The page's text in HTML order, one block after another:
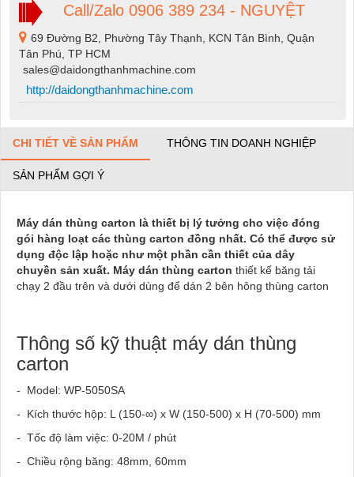
Call/Zalo 0906 389 234 - NGUYỆT
69 Đường B2, Phường Tây Thạnh, KCN Tân Bình, Quận
Tân Phú, TP HCM
sales@daidongthanhmachine.com
http://daidongthanhmachine.com
CHI TIẾT VỀ SẢN PHẨM THÔNG TIN DOANH NGHIỆP
SẢN PHẨM GỢI Ý
Máy dán thùng carton là thiết bị lý tưởng cho việc đóng
gói hàng loạt các thùng carton đồng nhất. Có thể được sử
dụng độc lập hoặc như một phần cần thiết của dây
chuyền sản xuất. Máy dán thùng carton thiết kế băng tải
chạy 2 đầu trên và dưới dùng để dán 2 bên hông thùng carton
Thông số kỹ thuật máy dán thùng
carton
- Model: WP-5050SA
- Kích thước hộp: L (150-∞) x W (150-500) x H (70-500) mm
- Tốc độ làm việc: 0-20M / phút
- Chiều rộng băng: 48mm, 60mm